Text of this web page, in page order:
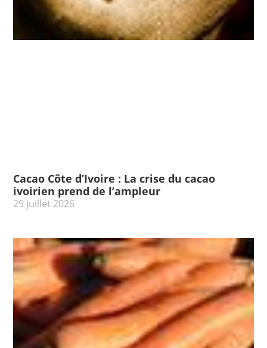
Cacao Côte d’Ivoire : La crise du cacao
ivoirien prend de l’ampleur
29 juillet 2026